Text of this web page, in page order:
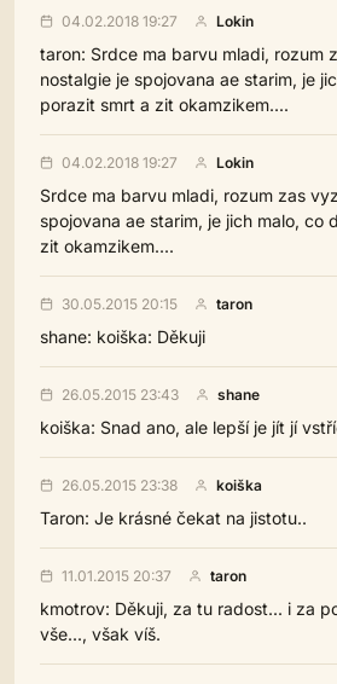
04.02.2018 19:27 Lokin
taron: Srdce ma barvu mladi, rozum
nostalgie je spojovana ae starim, je
porazit smrt a zit okamzikem....
04.02.2018 19:27 Lokin
Srdce ma barvu mladi, rozum zas
spojovana ae starim, je jich malo, co
zit okamzikem....
30.05.2015 20:15 taron
shane: koiška: Děkuji
26.05.2015 23:43 shane
koiška: Snad ano, ale lepší je jít jí
26.05.2015 23:38 koiška
Taron: Je krásné čekat na jistotu..
11.01.2015 20:37 taron
kmotrov: Děkuji, za tu radost... i za
vše..., však víš.